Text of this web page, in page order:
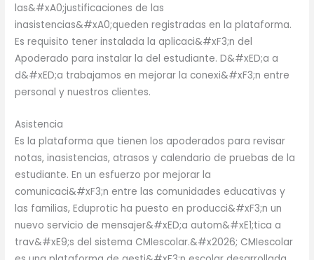
las&#xA0;justificaciones de las
inasistencias&#xA0;queden registradas en la plataforma.
Es requisito tener instalada la aplicaci&#xF3;n del
Apoderado para instalar la del estudiante. D&#xED;a a
d&#xED;a trabajamos en mejorar la conexi&#xF3;n entre
personal y nuestros clientes.
Asistencia
Es la plataforma que tienen los apoderados para revisar
notas, inasistencias, atrasos y calendario de pruebas de la
estudiante. En un esfuerzo por mejorar la
comunicaci&#xF3;n entre las comunidades educativas y
las familias, Eduprotic ha puesto en producci&#xF3;n un
nuevo servicio de mensajer&#xED;a autom&#xE1;tica a
trav&#xE9;s del sistema CMIescolar.&#x2026; CMIescolar